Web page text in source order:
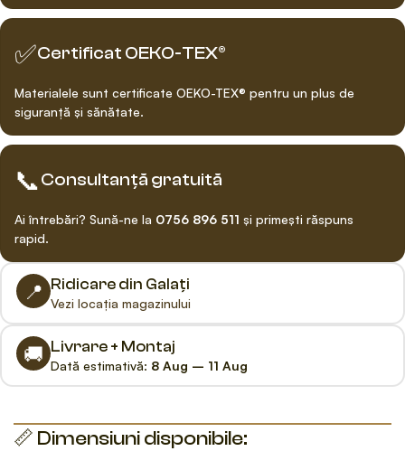
✅Certificat OEKO-TEX®
Materialele sunt certificate OEKO-TEX® pentru un plus de
siguranță și sănătate.
📞Consultanță gratuită
Ai întrebări? Sună-ne la 0756 896 511 și primești răspuns
rapid.
📍 Ridicare din Galați
Vezi locația magazinului
🚚 Livrare + Montaj
Dată estimativă: 8 Aug – 11 Aug
📏 Dimensiuni disponibile: